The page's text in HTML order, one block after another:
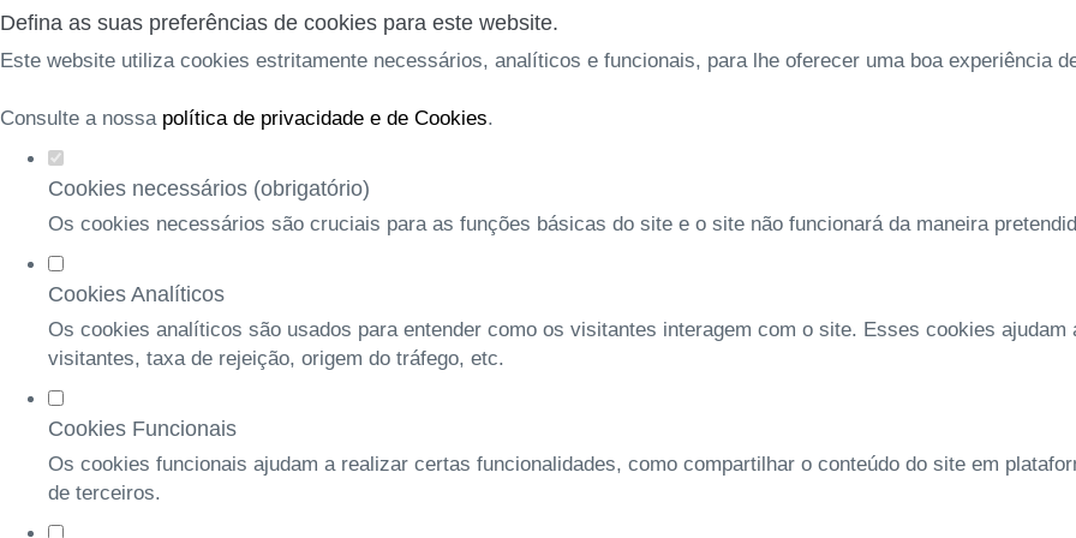
Defina as suas preferências de cookies para este website.
Este website utiliza cookies estritamente necessários, analíticos e funcionais, para lhe oferecer uma boa experiência
Consulte a nossa política de privacidade e de Cookies.
Cookies necessários (obrigatório)
Os cookies necessários são cruciais para as funções básicas do site e o site não funcionará da maneira
Cookies Analíticos
Os cookies analíticos são usados para entender como os visitantes interagem com o site. Esses cookies
visitantes, taxa de rejeição, origem do tráfego, etc.
Cookies Funcionais
Os cookies funcionais ajudam a realizar certas funcionalidades, como compartilhar o conteúdo do site em
de terceiros.